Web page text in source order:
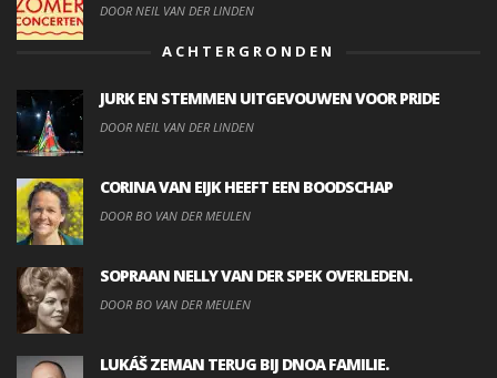
DOOR NEIL VAN DER LINDEN
ACHTERGRONDEN
JURK EN STEMMEN UITGEVOUWEN VOOR PRIDE
DOOR NEIL VAN DER LINDEN
CORINA VAN EIJK HEEFT EEN BOODSCHAP
DOOR BO VAN DER MEULEN
SOPRAAN NELLY VAN DER SPEK OVERLEDEN.
DOOR BO VAN DER MEULEN
LUKÁŠ ZEMAN TERUG BIJ DNOA FAMILIE.